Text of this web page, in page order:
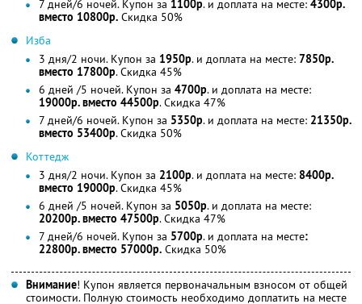
7 дней/6 ночей. Купон за 1100р. и доплата на месте: 4300р.
вместо 10800р. Скидка 50%
Изба
3 дня/2 ночи. Купон за 1950р. и доплата на месте: 7850р.
вместо 17800р. Скидка 45%
6 дней /5 ночей. Купон за 4700р. и доплата на месте:
19000р. вместо 44500р. Скидка 47%
7 дней/6 ночей. Купон за 5350р. и доплата на месте: 21350р.
вместо 53400р. Скидка 50%
Коттедж
3 дня/2 ночи. Купон за 2100р. и доплата на месте: 8400р.
вместо 19000р. Скидка 45%
6 дней /5 ночей. Купон за 5050р. и доплата на месте:
20200р. вместо 47500р. Скидка 47%
7 дней/6 ночей. Купон за 5700р. и доплата на месте:
22800р. вместо 57000р. Скидка 50%
Внимание! Купон является первоначальным взносом от общей
стоимости. Полную стоимость необходимо доплатить на месте